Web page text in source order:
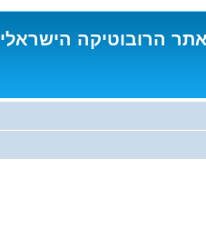
הרובוטיקה הישראלי